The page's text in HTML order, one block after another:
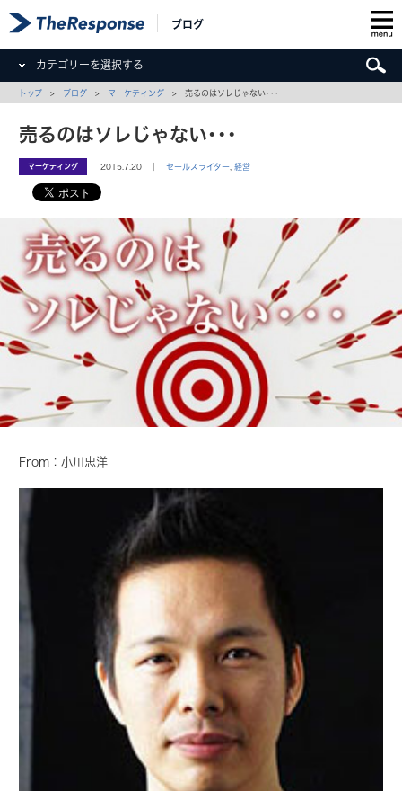
ブログ
カテゴリーを選択する
トップ > ブログ > マーケティング > 売るのはソレじゃない･･･
売るのはソレじゃない･･･
マーケティング 2015.7.20 ｜セールスライター ,経営
From：小川忠洋